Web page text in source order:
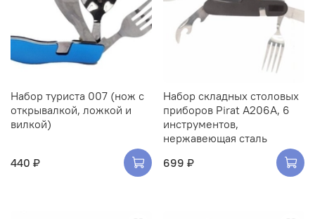
Набор туриста 007 (нож с
открывалкой, ложкой и
вилкой)
440 ₽
Набор складных столовых
приборов Pirat A206A, 6
инструментов,
нержавеющая сталь
699 ₽